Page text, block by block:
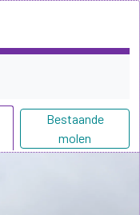
Bestaande
molen